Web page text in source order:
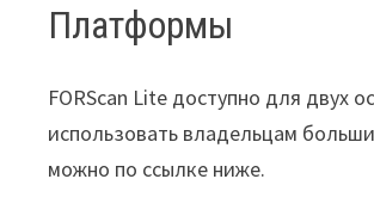
Платформы
FORScan Lite доступно для двух
использовать владельцам
можно по ссылке ниже.